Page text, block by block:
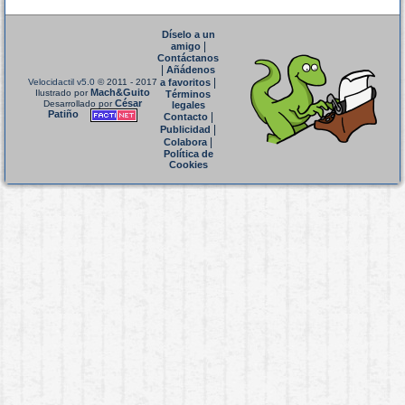
Velocidactil v5.0 © 2011 - 2017
Ilustrado porMach&Guito
Desarrollado porCésar
Patiño
Díselo a un
amigo|
Contáctanos
Añádenos
a favoritos
Términos
legales
Contacto|
Publicidad
Colabora|
Política de
Cookies